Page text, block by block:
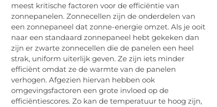
meest kritische factoren voor de efficiëntie van
zonnepanelen. Zonnecellen zijn de onderdelen van
een zonnepaneel dat zonne-energie omzet. Als je ooit
naar een standaard zonnepaneel hebt gekeken dan
zijn er zwarte zonnecellen die de panelen een heel
strak, uniform uiterlijk geven. Ze zijn iets minder
efficiënt omdat ze de warmte van de panelen
verhogen. Afgezien hiervan hebben ook
omgevingsfactoren een grote invloed op de
efficiëntiescores. Zo kan de temperatuur te hoog zijn,